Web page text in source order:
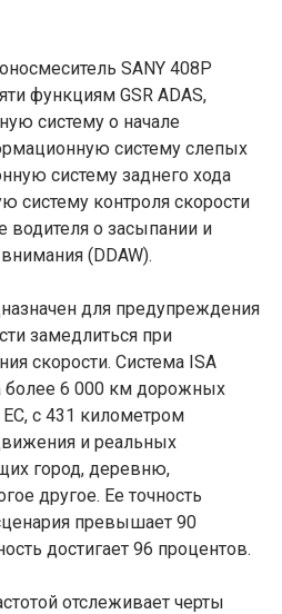
SANY 408P
функциям GSR ADAS,
систему о начале
систему слепых
систему заднего хода
систему контроля скорости
о засыпании и
(DDAW).
для предупреждения
замедлиться при
скорости. Система ISA
более 6 000 км дорожных
ЕС, с 431 километром
и реальных
город, деревню,
другое. Ее точность
превышает 90
достигает 96 процентов.
отслеживает черты